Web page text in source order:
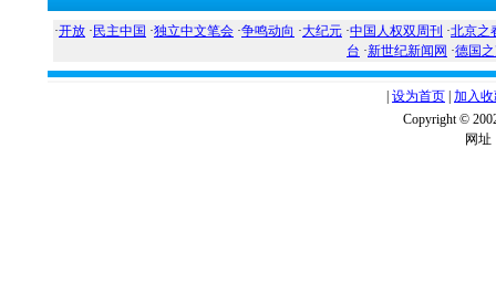
·开放 · 民主中国 ·独立中文笔会 ·争鸣动向 ·大纪元 ·中国人权双周刊 ·北京之
台 ·新世纪新闻网 ·德国
设为首页 加入
Copyright ©
网址